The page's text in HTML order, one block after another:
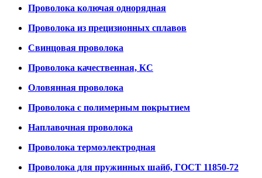
Проволока колючая однорядная
Проволока из прецизионных сплавов
Свинцовая проволока
Проволока качественная, КС
Оловянная проволока
Проволока с полимерным покрытием
Наплавочная проволока
Проволока термоэлектродная
Проволока для пружинных шайб, ГОСТ 11850-72